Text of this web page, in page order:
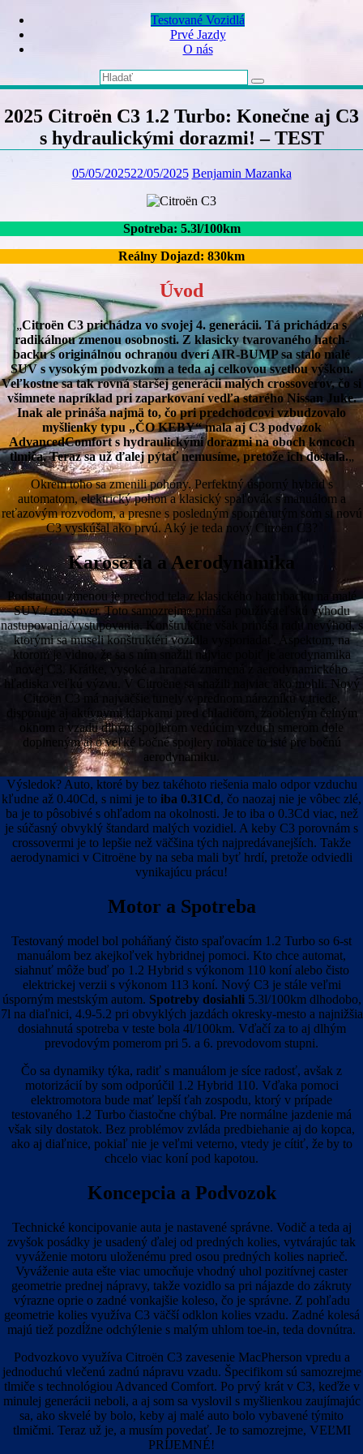
Skip
to
content
Testované Vozidlá
Prvé Jazdy
O nás
2025 Citroën C3 1.2 Turbo: Konečne aj C3
s hydraulickými dorazmi! – TEST
05/05/202522/05/2025 Benjamin Mazanka
Spotreba: 5.3l/100km
Reálny Dojazd: 830km
Úvod
„Citroën C3 prichádza vo svojej 4. generácii. Tá prichádza s
radikálnou zmenou osobnosti. Z klasicky tvarovaného hatch-
backu s originálnou ochranou dverí AIR-BUMP sa stalo malé
SUV s vysokým podvozkom a teda aj celkovou svetlou výškou.
Veľkostne sa tak rovná staršej generácii malých crossoverov, čo si
všimnete napríklad pri zaparkovaní vedľa starého Nissan Juke.
Inak ale prináša najmä to, čo pri predchodcovi vzbudzovalo
myšlienky typu „ČO KEBY“ mala aj C3 podvozok
AdvancedComfort s hydraulickými dorazmi na oboch koncoch
tlmiča. Teraz sa už ďalej pýtať nemusíme, pretože ich dostala.„
Okrem toho sa zmenili pohony. Perfektný úsporný hybrid s
automatom, elektrický pohon a klasický spaľovák s manuálom a
reťazovým rozvodom, a presne s posledným spomenutým som si novú
C3 vyskúšal ako prvú. Aký je teda nový Citroën C3?
Karoséria a Aerodynamika
Podstatnou zmenou je prechod tela z klasického hatchbacku na malé
SUV / crossover. Toto samozrejme prináša používateľskú výhodu
nastupovania/vystupovania. Konštrukčne však prináša radu nevýhod, s
ktorými sa museli konštruktéri vozidla vysporiadať. Aspektom, na
ktorom je vidno, že sa s ním snažili najviac pobiť je aerodynamika
novej C3. Krátke, vysoké a hranaté znamená z aerodynamického
hľadiska veľkú výzvu. V Citroëne sa snažili najviac ako mohli. Nový
Citroën C3 má najväčšie tunely v prednom nárazníku v triede,
disponuje aj aktívnymi klapkami pred chladičom, zaobleným čelným
oknom a vzadu dlhým spojlerom vedúcim vzduch smerom dole
doplneným aj o veľké bočné spojlery robiace to isté pre bočnú
aerodynamiku.
Výsledok? Auto, ktoré by bez takéhoto riešenia malo odpor vzduchu
kľudne až 0.40Cd, s nimi je to iba 0.31Cd, čo naozaj nie je vôbec zlé,
ba je to pôsobivé s ohľadom na okolnosti. Je to iba o 0.3Cd viac, než
je súčasný obvyklý štandard malých vozidiel. A keby C3 porovnám s
crossovermi je to lepšie než väčšina tých najpredávanejších. Takže
aerodynamici v Citroëne by na seba mali byť hrdí, pretože odviedli
vynikajúcu prácu!
Motor a Spotreba
Testovaný model bol poháňaný čisto spaľovacím 1.2 Turbo so 6-st
manuálom bez akejkoľvek hybridnej pomoci. Kto chce automat,
siahnuť môže buď po 1.2 Hybrid s výkonom 110 koní alebo čisto
elektrickej verzii s výkonom 113 koní. Nový C3 je stále veľmi
úsporným mestským autom. Spotreby dosiahli5.3l/100km dlhodobo,
7l na diaľnici, 4.9-5.2 pri obvyklých jazdách okresky-mesto a najnižšia
dosiahnutá spotreba v teste bola 4l/100km. Vďačí za to aj dlhým
prevodovým pomerom pri 5. a 6. prevodovom stupni.
Čo sa dynamiky týka, radiť s manuálom je síce radosť, avšak z
motorizácií by som odporúčil 1.2 Hybrid 110. Vďaka pomoci
elektromotora bude mať lepší ťah zospodu, ktorý v prípade
testovaného 1.2 Turbo čiastočne chýbal. Pre normálne jazdenie má
však sily dostatok. Bez problémov zvláda predbiehanie aj do kopca,
ako aj diaľnice, pokiaľ nie je veľmi veterno, vtedy je cítiť, že by to
chcelo viac koní pod kapotou.
Koncepcia a Podvozok
Technické koncipovanie auta je nastavené správne. Vodič a teda aj
zvyšok posádky je usadený ďalej od predných kolies, vytvárajúc tak
vyváženie motoru uloženému pred osou predných kolies naprieč.
Vyváženie auta ešte viac umocňuje vhodný uhol pozitívnej caster
geometrie prednej nápravy, takže vozidlo sa pri nájazde do zákruty
výrazne oprie o zadné vonkajšie koleso, čo je správne. Z pohľadu
geometrie kolies využíva C3 väčší odklon kolies vzadu. Zadné kolesá
majú tiež pozdĺžne odchýlenie s malým uhlom toe-in, teda dovnútra.
Podvozkovo využíva Citroën C3 zavesenie MacPherson vpredu a
jednoduchú vlečenú zadnú nápravu vzadu. Špecifikom sú samozrejme
tlmiče s technológiou Advanced Comfort. Po prvý krát v C3, keďže v
minulej generácii neboli, a aj som sa vyslovil s myšlienkou zaujímajúc
sa, ako skvelé by bolo, keby aj malé auto bolo vybavené týmito
tlmičmi. Teraz už je, a musím povedať. Je to samozrejme, VEĽMI
PRÍJEMNÉ!